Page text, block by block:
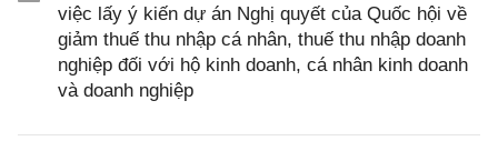
việc lấy ý kiến dự án Nghị quyết của Quốc hội về
giảm thuế thu nhập cá nhân, thuế thu nhập doanh
nghiệp đối với hộ kinh doanh, cá nhân kinh doanh
và doanh nghiệp